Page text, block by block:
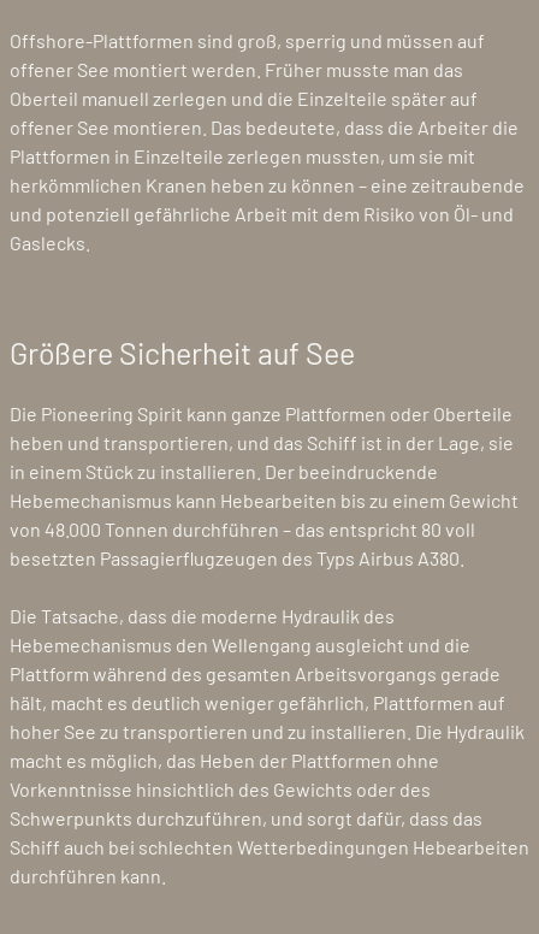
Offshore-Plattformen sind groß, sperrig und müssen auf
offener See montiert werden. Früher musste man das
Oberteil manuell zerlegen und die Einzelteile später auf
offener See montieren. Das bedeutete, dass die Arbeiter die
Plattformen in Einzelteile zerlegen mussten, um sie mit
herkömmlichen Kranen heben zu können – eine zeitraubende
und potenziell gefährliche Arbeit mit dem Risiko von Öl- und
Gaslecks.
Größere Sicherheit auf See
Die Pioneering Spirit kann ganze Plattformen oder Oberteile
heben und transportieren, und das Schiff ist in der Lage, sie
in einem Stück zu installieren. Der beeindruckende
Hebemechanismus kann Hebearbeiten bis zu einem Gewicht
von 48.000 Tonnen durchführen – das entspricht 80 voll
besetzten Passagierflugzeugen des Typs Airbus A380.
Die Tatsache, dass die moderne Hydraulik des
Hebemechanismus den Wellengang ausgleicht und die
Plattform während des gesamten Arbeitsvorgangs gerade
hält, macht es deutlich weniger gefährlich, Plattformen auf
hoher See zu transportieren und zu installieren. Die Hydraulik
macht es möglich, das Heben der Plattformen ohne
Vorkenntnisse hinsichtlich des Gewichts oder des
Schwerpunkts durchzuführen, und sorgt dafür, dass das
Schiff auch bei schlechten Wetterbedingungen Hebearbeiten
durchführen kann.